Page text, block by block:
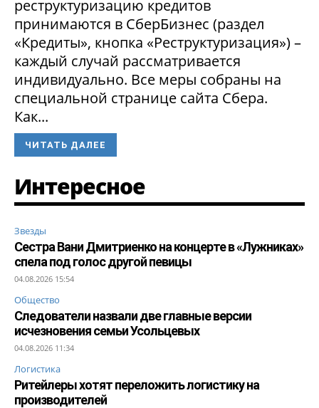
реструктуризацию кредитов
принимаются в СберБизнес (раздел
«Кредиты», кнопка «Реструктуризация») –
каждый случай рассматривается
индивидуально. Все меры собраны на
специальной странице сайта Сбера.
Как...
ЧИТАТЬ ДАЛЕЕ
Интересное
Звезды
Сестра Вани Дмитриенко на концерте в «Лужниках»
спела под голос другой певицы
04.08.2026 15:54
Общество
Следователи назвали две главные версии
исчезновения семьи Усольцевых
04.08.2026 11:34
Логистика
Ритейлеры хотят переложить логистику на
производителей